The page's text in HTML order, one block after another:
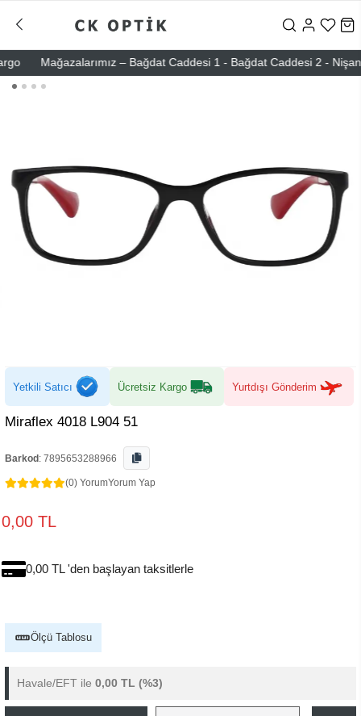
Mağazalarımız – Bağdat Caddesi 1 - Bağdat Caddesi 2 -
Yetkili Satıcı Ücretsiz Kargo Yurtdışı Gönderim
Miraflex 4018 L904 51
Barkod : 7895653288966
(0) YorumYorum Yap
0,00 TL
0,00 TL 'den başlayan taksitlerle
Ölçü Tablosu
Havale/EFT ile 0,00 TL (%3)